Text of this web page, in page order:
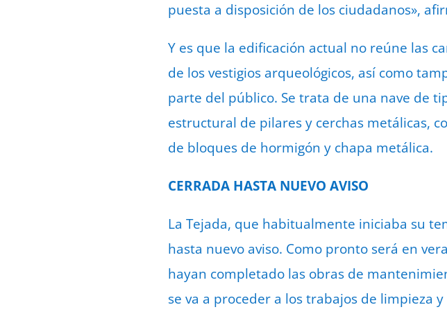
puesta a disposición de los ciudadanos»,
Y es que la edificación actual no reúne las
de los vestigios arqueológicos, así como
parte del público. Se trata de una nave de
estructural de pilares y cerchas metálicas,
de bloques de hormigón y chapa metálica.
CERRADA HASTA NUEVO AVISO
La Tejada, que habitualmente iniciaba su
hasta nuevo aviso. Como pronto será en
hayan completado las obras de
se va a proceder a los trabajos de limpieza